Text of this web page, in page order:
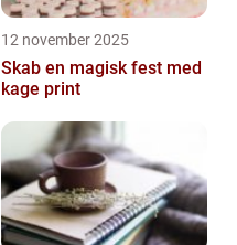
12 november 2025
Skab en magisk fest med
kage print